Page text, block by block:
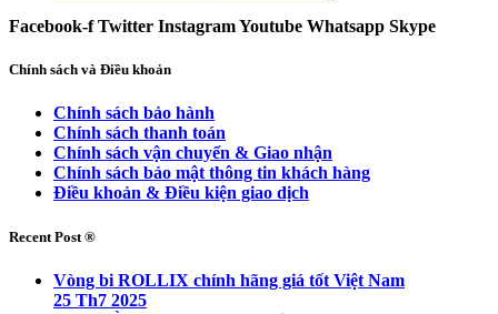
Facebook-f Twitter InstagramYoutube Whatsapp Skype
Chính sách và Điều khoản
Chính sách bảo hành
Chính sách thanh toán
Chính sách vận chuyển & Giao nhận
Chính sách bảo mật thông tin khách hàng
Điều khoản & Điều kiện giao dịch
Recent Post ®
Vòng bi ROLLIX chính hãng giá tốt Việt Nam
25 Th7 2025